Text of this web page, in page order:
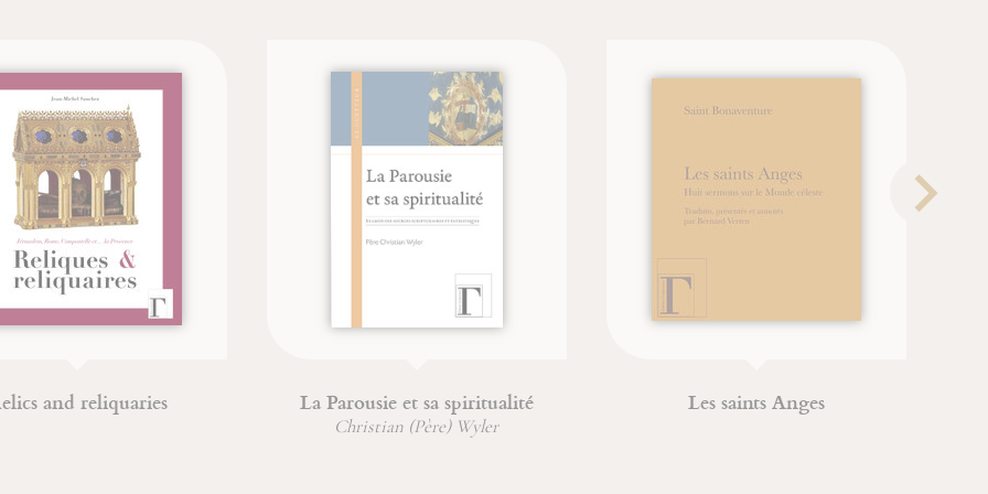
Marie-Madeleine Du combat spirituel à la
déification
Une vie incorruptible